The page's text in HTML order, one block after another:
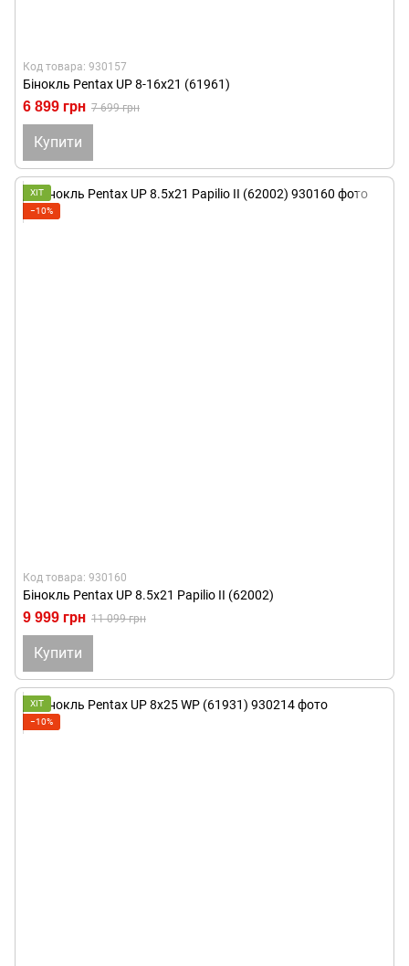
Код товара: 930157
Бінокль Pentax UP 8-16x21 (61961)
6 899 грн 7 699 грн
Купити
ХІТ
−10%
Код товара: 930160
Бінокль Pentax UP 8.5x21 Papilio II (62002)
9 999 грн 11 099 грн
Купити
ХІТ
−10%